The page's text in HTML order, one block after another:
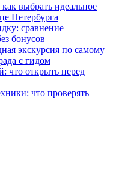
выбрать идеальное
Петербурга
сравнение
бонусов
экскурсия по самому
с гидом
что открыть перед
что проверять